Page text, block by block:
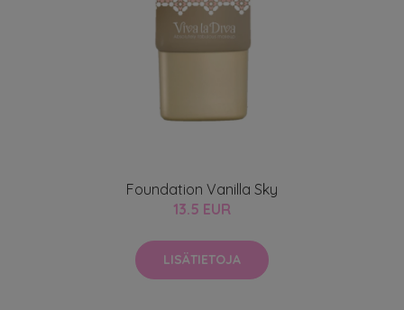
Foundation Vanilla Sky
13.5 EUR
LISÄTIETOJA